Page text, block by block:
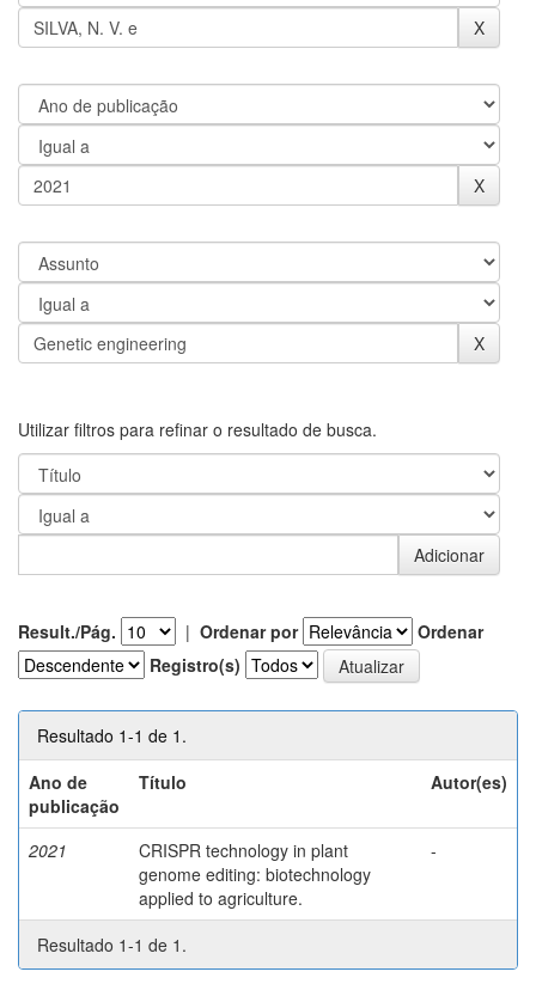
Utilizar filtros para refinar o resultado de busca.
Result./Pág. | Ordenar por
Ordenar
Registro(s)
Resultado 1-1 de 1.
Ano de
publicação
Título Autor(es)
2021
CRISPR technology in plant
genome editing: biotechnology
applied to agriculture.
-
Resultado 1-1 de 1.